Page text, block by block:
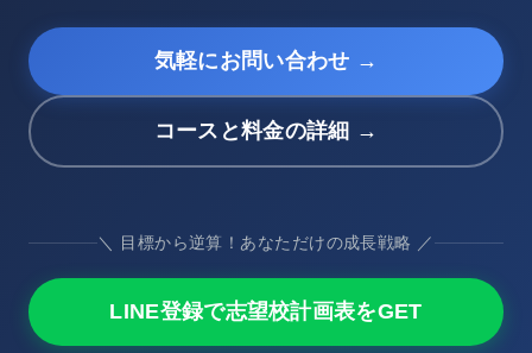
気軽にお問い合わせ →
コースと料金の詳細 →
＼ 目標から逆算！あなただけの成長戦略 ／
LINE登録で志望校計画表をGET